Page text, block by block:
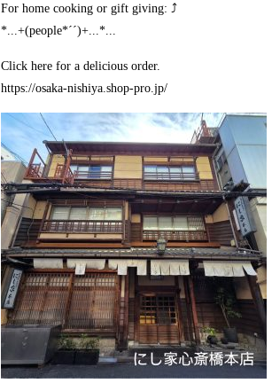
For home cooking or gift giving: ⤴️
*...+(people*´´)+...*...
Click here for a delicious order.
https://osaka-nishiya.shop-pro.jp/